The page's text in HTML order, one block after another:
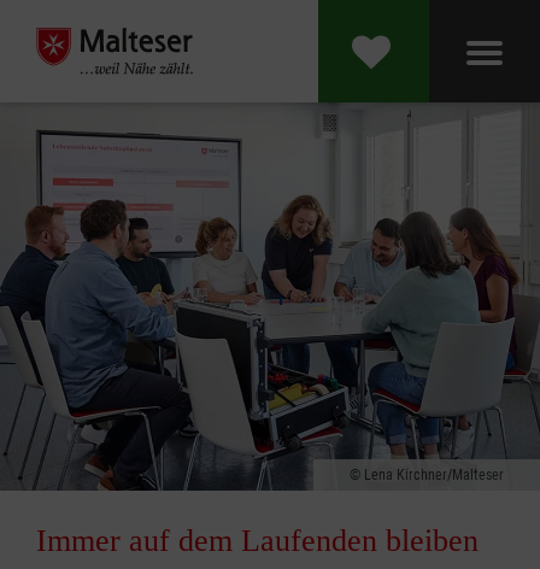
Lena Kirchner/Malteser
Immer auf dem Laufenden bleiben